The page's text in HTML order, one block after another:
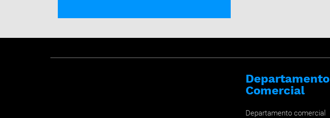
Departamento
Comercial
Departamento comercial